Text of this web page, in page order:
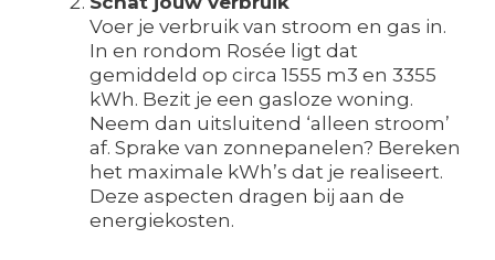
Voer je verbruik van stroom en gas in.
In en rondom Rosée ligt dat
gemiddeld op circa 1555 m3 en 3355
kWh. Bezit je een gasloze woning.
Neem dan uitsluitend ‘alleen stroom’
af. Sprake van zonnepanelen? Bereken
het maximale kWh’s dat je realiseert.
Deze aspecten dragen bij aan de
energiekosten.